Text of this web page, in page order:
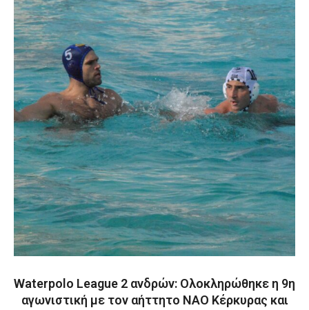
Waterpolo League 2 ανδρών: Ολοκληρώθηκε η 9η
αγωνιστική με τον αήττητο ΝΑΟ Κέρκυρας και